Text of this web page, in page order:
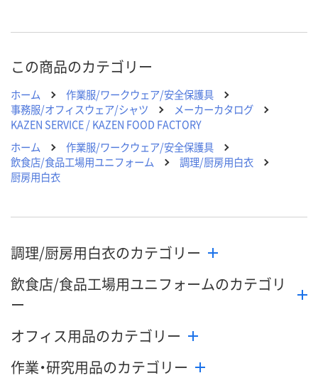
この商品のカテゴリー
ホーム
作業服/ワークウェア/安全保護具
事務服/オフィスウェア/シャツ
メーカーカタログ
KAZEN SERVICE / KAZEN FOOD FACTORY
ホーム
作業服/ワークウェア/安全保護具
飲食店/食品工場用ユニフォーム
調理/厨房用白衣
厨房用白衣
調理/厨房用白衣のカテゴリー
飲食店/食品工場用ユニフォームのカテゴリ
ー
オフィス用品のカテゴリー
作業・研究用品のカテゴリー